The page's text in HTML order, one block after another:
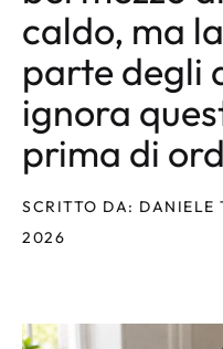
caldo, ma
parte degli
ignora
prima di
SCRITTO DA: DANIELE
2026